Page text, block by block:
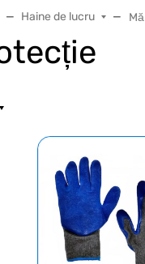
Haine de lucru